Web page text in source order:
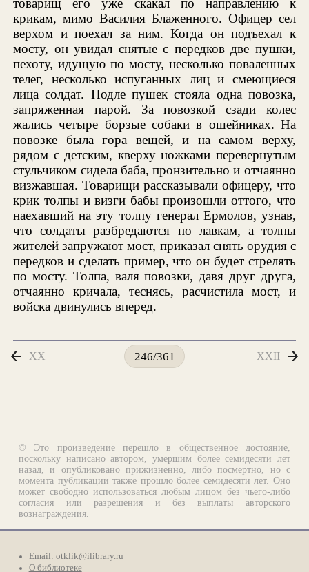
товарищ его уже скакал по направлению к
крикам, мимо Василия Блаженного. Офицер сел
верхом и поехал за ним. Когда он подъехал к
мосту, он увидал снятые с передков две пушки,
пехоту, идущую по мосту, несколько поваленных
телег, несколько испуганных лиц и смеющиеся
лица солдат. Подле пушек стояла одна повозка,
запряженная парой. За повозкой сзади колес
жались четыре борзые собаки в ошейниках. На
повозке была гора вещей, и на самом верху,
рядом с детским, кверху ножками перевернутым
стульчиком сидела баба, пронзительно и отчаянно
визжавшая. Товарищи рассказывали офицеру, что
крик толпы и визги бабы произошли оттого, что
наехавший на эту толпу генерал Ермолов, узнав,
что солдаты разбредаются по лавкам, а толпы
жителей запружают мост, приказал снять орудия с
передков и сделать пример, что он будет стрелять
по мосту. Толпа, валя повозки, давя друг друга,
отчаянно кричала, теснясь, расчистила мост, и
войска двинулись вперед.
XX 246/361 XXII
© Это произведение перешло в общественное достояние,
поскольку написано автором, умершим более семидесяти лет
назад, и опубликовано прижизненно, либо посмертно, но с
момента публикации также прошло более семидесяти лет. Оно
может свободно использоваться любым лицом без чьего-либо
согласия или разрешения и без выплаты авторского
вознаграждения.
Email: otklik@ilibrary.ru
О библиотеке